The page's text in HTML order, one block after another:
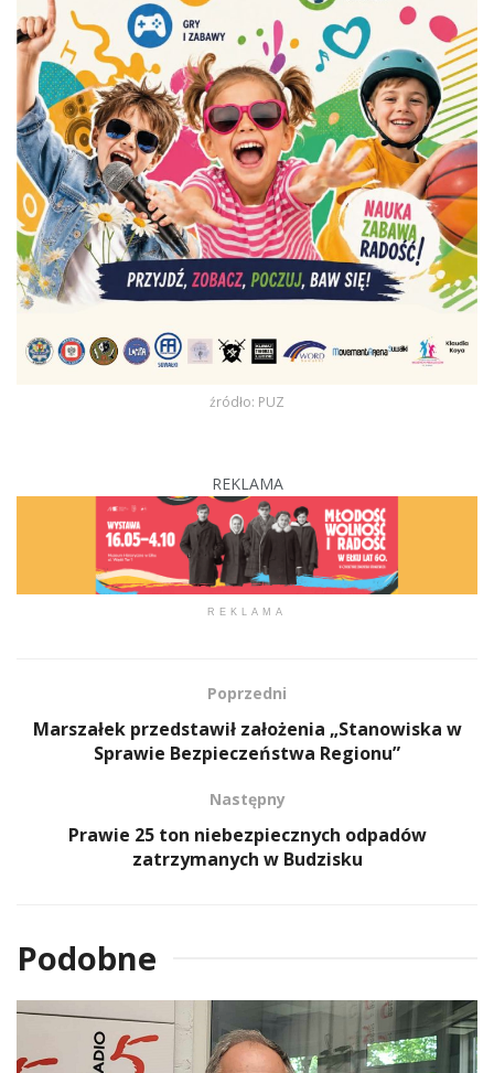
źródło: PUZ
REKLAMA
REKLAMA
Poprzedni
Marszałek przedstawił założenia „Stanowiska w
Sprawie Bezpieczeństwa Regionu”
Następny
Prawie 25 ton niebezpiecznych odpadów
zatrzymanych w Budzisku
Podobne